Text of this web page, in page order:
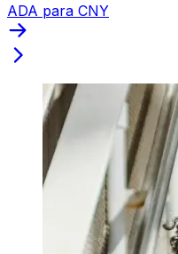
ADA para CNY